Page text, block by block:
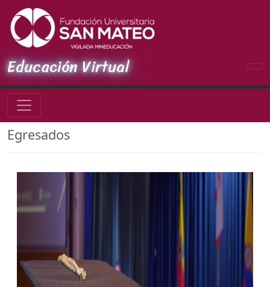
Educación Virtual
Egresados